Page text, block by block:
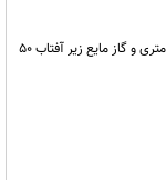
ریمـدان در آستانه بحران؛ ۳ هزار کامیون قفل، صف ۵۰ کیلومتری و گاز مایع زیر آفتاب ۵۰